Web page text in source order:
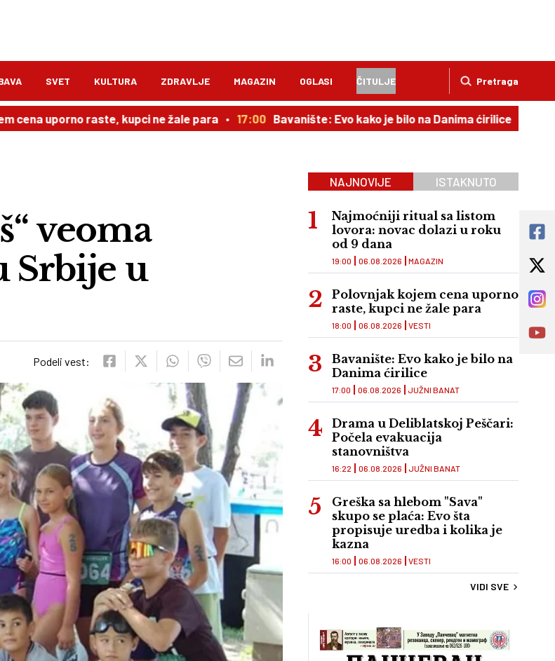
Pretraga
SVET KULTURA ZDRAVLJE MAGAZIN OGLASI ČITULJE
uporno raste, kupci ne žale para 17:00 Bavanište: Evo kako je bilo na Danima ćirilice 16:22
veoma
Srbije u
Podeli vest:
NAJNOVIJE ISTAKNUTO
Najmoćniji ritual sa listom
lovora: novac dolazi u roku
od 9 dana
MAGAZIN
19:00 06.08.2026
Polovnjak kojem cena uporno
raste, kupci ne žale para
VESTI
18:00 06.08.2026
Bavanište: Evo kako je bilo na
Danima ćirilice
JUŽNI BANAT
17:00 06.08.2026
Drama u Deliblatskoj Peščari:
Počela evakuacija
stanovništva
JUŽNI BANAT
16:22 06.08.2026
Greška sa hlebom "Sava"
skupo se plaća: Evo šta
propisuje uredba i kolika je
kazna
VESTI
16:00 06.08.2026
VIDI SVE